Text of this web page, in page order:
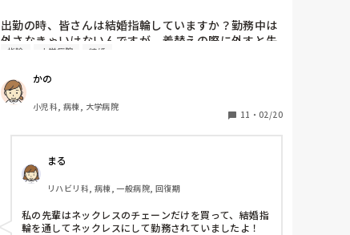
出勤の時、皆さんは結婚指輪していますか？勤務中は
外さなきゃいけないんですが、着替えの際に外すと失
くしそうで…外してるときは、どうやって管理してる
指輪 大学病院 結婚
かの
小児科, 病棟, 大学病院
11 ・ 02/20
まる
リハビリ科, 病棟, 一般病院, 回復期
私の先輩はネックレスのチェーンだけを買って、結婚指
輪を通してネックレスにして勤務されていましたよ！